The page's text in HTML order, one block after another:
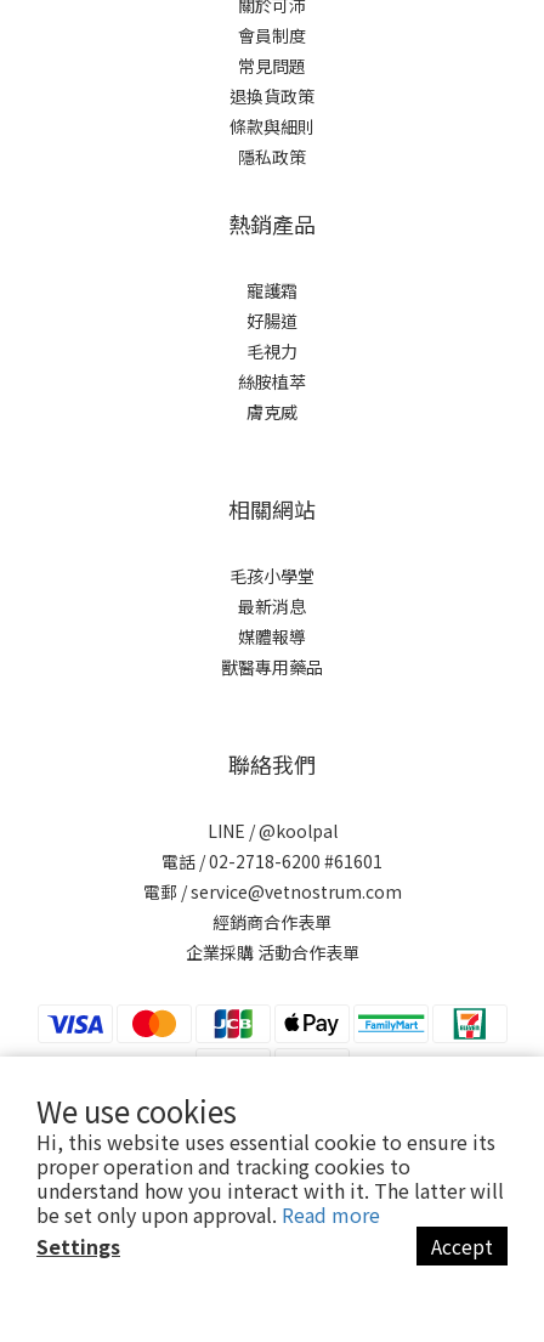
We use cookies
Hi, this website uses essential cookie to ensure its
proper operation and tracking cookies to
understand how you interact with it. The latter will
be set only upon approval. Read more
Settings
Accept
會員制度
常見問題
退換貨政策
條款與細則
隱私政策
熱銷產品
寵護霜
好腸道
毛視力
絲胺植萃
膚克威
相關網站
毛孩小學堂
最新消息
媒體報導
獸醫專用藥品
聯絡我們
LINE /@koolpal
電話 / 02-2718-6200 #61601
電郵 / service@vetnostrum.com
經銷商合作表單
企業採購 活動合作表單
提醒您，可沛寵藥 Koolpal 不會以電話或簡訊方式通知變更付款方式。